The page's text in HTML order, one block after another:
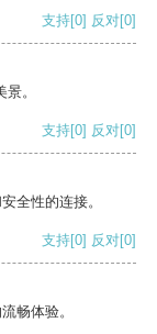
支持[0] 反对[0]
。
支持[0] 反对[0]
全性的连接。
支持[0] 反对[0]
畅体验。